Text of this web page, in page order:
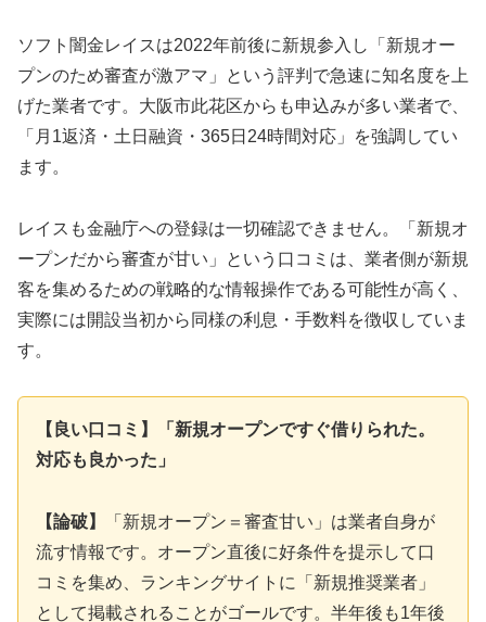
ソフト闇金レイスは2022年前後に新規参入し「新規オー
プンのため審査が激アマ」という評判で急速に知名度を上
げた業者です。大阪市此花区からも申込みが多い業者で、
「月1返済・土日融資・365日24時間対応」を強調してい
ます。
レイスも金融庁への登録は一切確認できません。「新規オ
ープンだから審査が甘い」という口コミは、業者側が新規
客を集めるための戦略的な情報操作である可能性が高く、
実際には開設当初から同様の利息・手数料を徴収していま
す。
【良い口コミ】「新規オープンですぐ借りられた。
対応も良かった」
【論破】
「新規オープン＝審査甘い」は業者自身が
流す情報です。オープン直後に好条件を提示して口
コミを集め、ランキングサイトに「新規推奨業者」
として掲載されることがゴールです。半年後も1年後